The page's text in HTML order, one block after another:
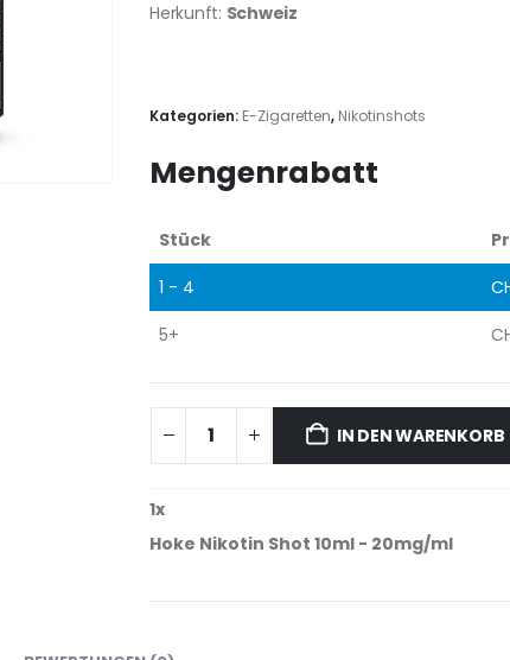
Herkunft: Schweiz
Kategorien: E-Zigaretten, Nikotinshots
Mengenrabatt
Stück
1 - 4
5+
IN DEN WARENKORB
1x
Hoke Nikotin Shot 10ml - 20mg/ml